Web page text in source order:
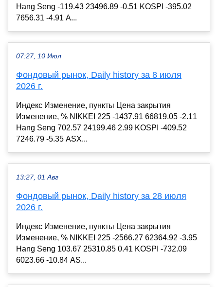
Hang Seng -119.43 23496.89 -0.51 KOSPI -395.02
7656.31 -4.91 A...
07:27, 10 Июл
Фондовый рынок, Daily history за 8 июля
2026 г.
Индекс Изменение, пункты Цена закрытия
Изменение, % NIKKEI 225 -1437.91 66819.05 -2.11
Hang Seng 702.57 24199.46 2.99 KOSPI -409.52
7246.79 -5.35 ASX...
13:27, 01 Авг
Фондовый рынок, Daily history за 28 июля
2026 г.
Индекс Изменение, пункты Цена закрытия
Изменение, % NIKKEI 225 -2566.27 62364.92 -3.95
Hang Seng 103.67 25310.85 0.41 KOSPI -732.09
6023.66 -10.84 AS...